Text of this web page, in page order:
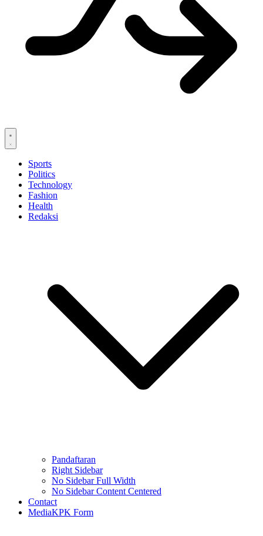
Sports
Politics
Technology
Fashion
Health
Redaksi
Pandaftaran
Right Sidebar
No Sidebar Full Width
No Sidebar Content Centered
Contact
MediaKPK Form